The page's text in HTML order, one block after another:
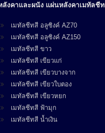
ลังคาและผนัง แผ่นหลังคาเมทัลชีท
เมทัลชีทสี อลูซิงค์ AZ70
เมทัลชีทสี อลูซิงค์ AZ150
เมทัลชีทสี ขาว
เมทัลชีทสี เขียวแก่
เมทัลชีทสี เขียวบางจาก
เมทัลชีทสี เขียวใบตอง
เมทัลชีทสี เขียวหยก
เมทัลชีทสี ฟ้ามุก
เมทัลชีทสี น้ำเงิน